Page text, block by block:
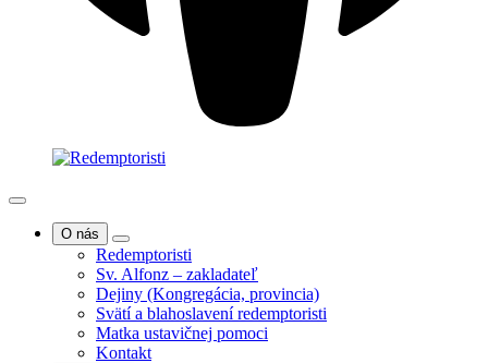
O nás
Redemptoristi
Sv. Alfonz – zakladateľ
Dejiny (Kongregácia, provincia)
Svätí a blahoslavení redemptoristi
Matka ustavičnej pomoci
Kontakt